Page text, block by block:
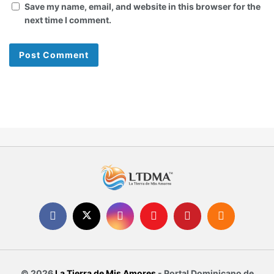
Save my name, email, and website in this browser for the
next time I comment.